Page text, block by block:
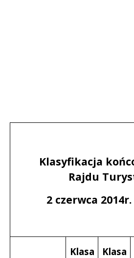
Klasyfikacja
Rajdu
2 czerwca
Klasa
Klasa